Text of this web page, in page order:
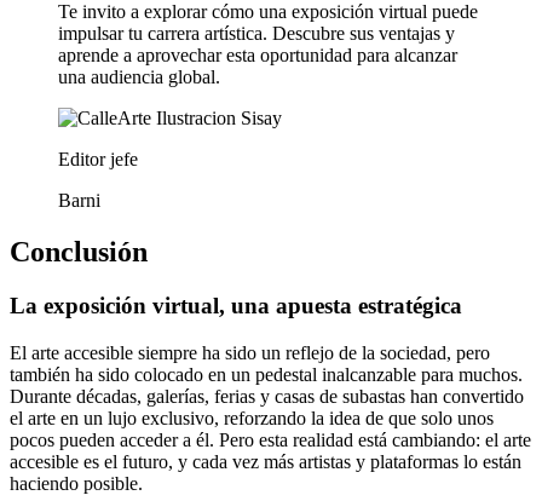
Te invito a explorar cómo una exposición virtual puede
impulsar tu carrera artística. Descubre sus ventajas y
aprende a aprovechar esta oportunidad para alcanzar
una audiencia global.
Editor jefe
Barni
Conclusión
La exposición virtual, una apuesta estratégica
El arte accesible siempre ha sido un reflejo de la sociedad, pero
también ha sido colocado en un pedestal inalcanzable para muchos.
Durante décadas, galerías, ferias y casas de subastas han convertido
el arte en un lujo exclusivo, reforzando la idea de que solo unos
pocos pueden acceder a él. Pero esta realidad está cambiando: el arte
accesible es el futuro, y cada vez más artistas y plataformas lo están
haciendo posible.